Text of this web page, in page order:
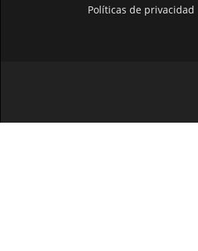
Políticas de privacidad